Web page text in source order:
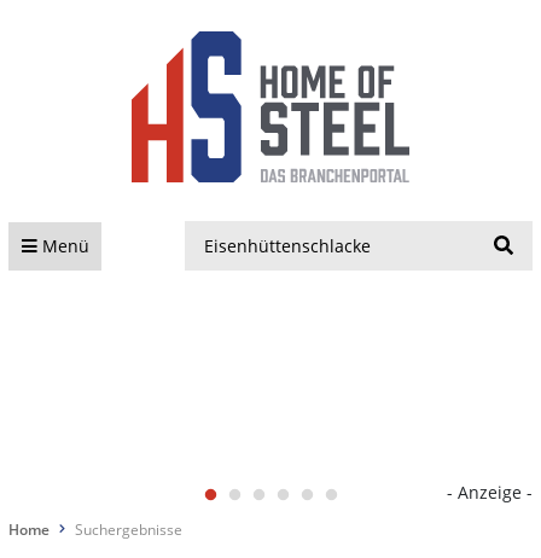
Menü
- Anzeige -
Home Suchergebnisse